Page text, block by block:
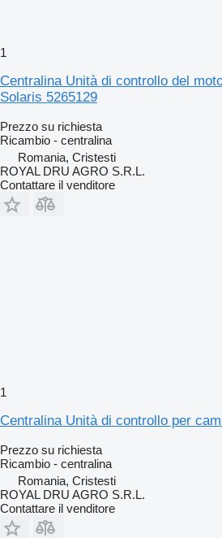
1
Centralina Unità di controllo del
Solaris 5265129
Prezzo su richiesta
Ricambio - centralina
Romania, Cristesti
ROYAL DRU AGRO S.R.L.
Contattare il venditore
1
Centralina Unità di controllo per
Prezzo su richiesta
Ricambio - centralina
Romania, Cristesti
ROYAL DRU AGRO S.R.L.
Contattare il venditore